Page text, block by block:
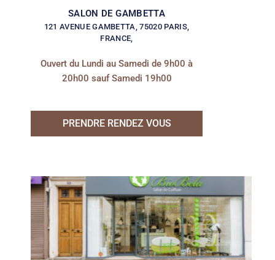
SALON DE GAMBETTA
121 AVENUE GAMBETTA, 75020 PARIS,
FRANCE,
Ouvert du Lundi au Samedi de 9h00 à
20h00 sauf Samedi 19h00
PRENDRE RENDEZ VOUS